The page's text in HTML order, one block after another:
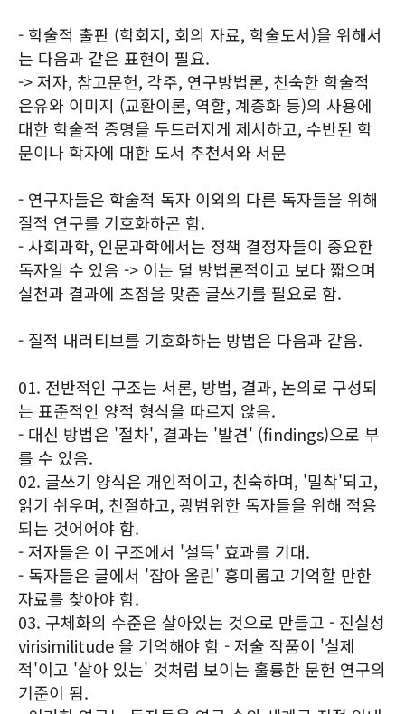
- 학술적 출판 (학회지, 회의 자료, 학술도서)을 위해서
는 다음과 같은 표현이 필요.
-> 저자, 참고문헌, 각주, 연구방법론, 친숙한 학술적
은유와 이미지 (교환이론, 역할, 계층화 등)의 사용에
대한 학술적 증명을 두드러지게 제시하고, 수반된 학
문이나 학자에 대한 도서 추천서와 서문
- 연구자들은 학술적 독자 이외의 다른 독자들을 위해
질적 연구를 기호화하곤 함.
- 사회과학, 인문과학에서는 정책 결정자들이 중요한
독자일 수 있음 -> 이는 덜 방법론적이고 보다 짧으며
실천과 결과에 초점을 맞춘 글쓰기를 필요로 함.
- 질적 내러티브를 기호화하는 방법은 다음과 같음.
01. 전반적인 구조는 서론, 방법, 결과, 논의로 구성되
는 표준적인 양적 형식을 따르지 않음.
- 대신 방법은 '절차', 결과는 '발견' (findings)으로 부
를 수 있음.
02. 글쓰기 양식은 개인적이고, 친숙하며, '밀착'되고,
읽기 쉬우며, 친절하고, 광범위한 독자들을 위해 적용
되는 것어어야 함.
- 저자들은 이 구조에서 '설득' 효과를 기대.
- 독자들은 글에서 '잡아 올린' 흥미롭고 기억할 만한
자료를 찾아야 함.
03. 구체화의 수준은 살아있는 것으로 만들고 - 진실성
virisimilitude 을 기억해야 함 - 저술 작품이 '실제
적'이고 '살아 있는' 것처럼 보이는 훌륭한 문헌 연구의
기준이 됨.